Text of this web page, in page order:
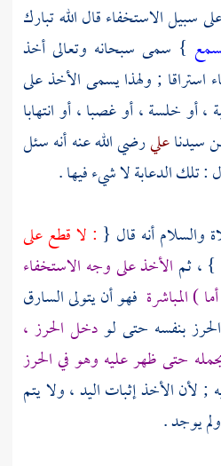
سبيل الاستخفاء قال الله تبارك
} سمى سبحانه وتعالى أخذ
استراقا ; ولهذا يسمى الأخذ على
، أو خلسة ، أو غصبا ، أو انتهابا
سيدناعليرضي الله عنه أنه سئل
تلك الدعابة لا شيء فيها .
والسلام أنه قال { : لا قطع على
} ، ثم الأخذ على وجه الاستخفاء
) المباشرة فهو أن يتولى السارق
بنفسه حتى لودخل الحرز ،
حتى ظهر عليه وهو في الحرز
; لأن الأخذ إثبات اليد ، ولا يتم
يوجد .